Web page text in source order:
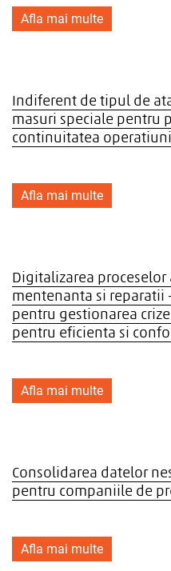
Afla mai multe
Indiferent de tipul de
masuri speciale pentru
continuitatea
Afla mai multe
Digitalizarea
mentenanta si reparatii
pentru gestionarea
pentru eficienta si
Afla mai multe
Consolidarea datelor
pentru companiile de
Afla mai multe